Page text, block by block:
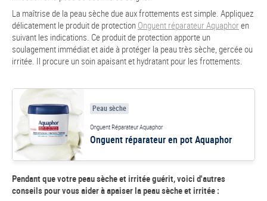
La maîtrise de la peau sèche due aux frottements est simple. Appliquez
délicatement le produit de protection Onguent réparateur Aquaphor en
suivant les indications. Ce produit de protection apporte un
soulagement immédiat et aide à protéger la peau très sèche, gercée ou
irritée. Il procure un soin apaisant et hydratant pour les frottements.
Peau sèche
Onguent Réparateur Aquaphor
Onguent réparateur en pot Aquaphor
Pendant que votre peau sèche et irritée guérit, voici d'autres
conseils pour vous aider à apaiser la peau sèche et irritée :